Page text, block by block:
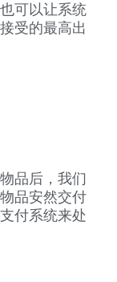
可以让系统
受的最高出
品后，我们
品安然交付
付系统来处